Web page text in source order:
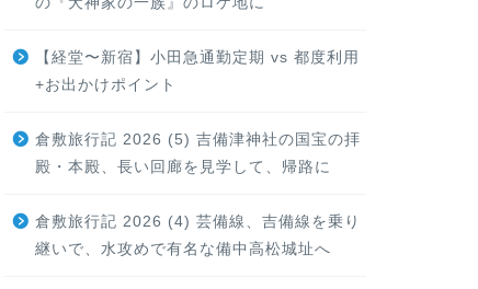
【経堂〜新宿】小田急通勤定期 vs 都度利用
+お出かけポイント
倉敷旅行記 2026 (5) 吉備津神社の国宝の拝
殿・本殿、長い回廊を見学して、帰路に
倉敷旅行記 2026 (4) 芸備線、吉備線を乗り
継いで、水攻めで有名な備中高松城址へ